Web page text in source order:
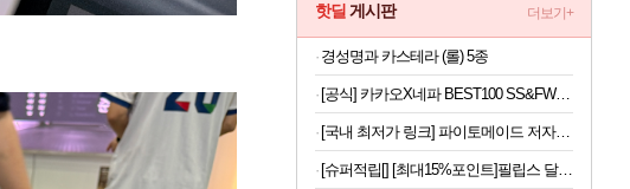
핫딜 게시판 더보기+
경성명과 카스테라 (롤) 5종
[공식] 카카오X네파 BEST100 SS&FW역시즌 다운 티셔츠/자켓/운동화/바지 (~90%)
[국내 최저가 링크] 파이토메이드 저자극 초극세 프리미엄 칫솔, 10개입, 3세트
[슈퍼적립[] [최대15%포인트]필립스 달걀 계란찜기 반숙 계란삶는기계 에그쿠커 멀티쿠커 호빵 고구마찜기 3000시리즈 HD9137/90